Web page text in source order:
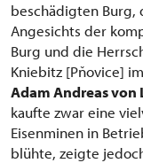
beschädigten Burg,
Angesichts der
Burg und die
Kniebitz [Pňovice]
Adam Andreas von
kaufte zwar eine
Eisenminen in
blühte, zeigte